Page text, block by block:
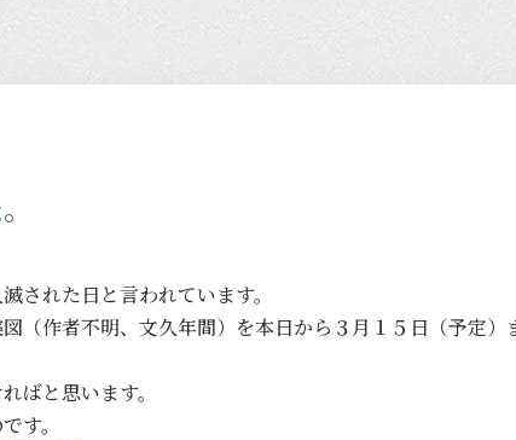
された日と言われています。
（作者不明、文久年間）を本日から３月１５日（予定）
ばと思います。
す。